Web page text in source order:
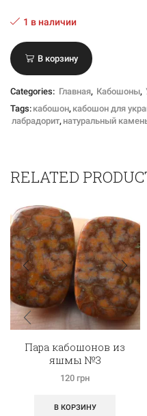
1 в наличии
В корзину
Categories: Главная, Кабошоны,
Tags: кабошон, кабошон для
лабрадорит, натуральный
RELATED
Пара кабошонов из
яшмы №3
120 грн
В КОРЗИНУ